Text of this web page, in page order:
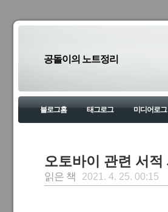
공돌이의 노트정리
블로그홈 태그로그 미디어로그
오토바이 관련 서적
읽은 책 2021. 4. 25. 00:15